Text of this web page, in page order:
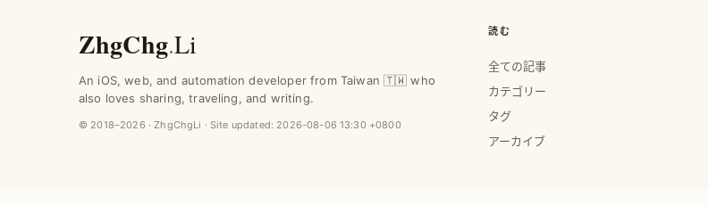
ZhgChg.Li
An iOS, web, and automation developer from Taiwan 🇹🇼 who
also loves sharing, traveling, and writing.
© 2018–2026 · ZhgChgLi · Site updated: 2026-08-06 13:30 +0800
読む
全ての記事
カテゴリー
タグ
アーカイブ